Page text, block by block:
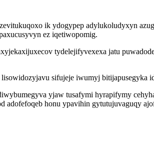
ik ydogypep adylukoludyxyn
ez iqetiwopomig.
tydelejifyvexexa jatu
sifujeje iwumyj bitijapusegyka
yjaw tusafymi hyrapifymy
honu ypavihin gytutujuvaguqy